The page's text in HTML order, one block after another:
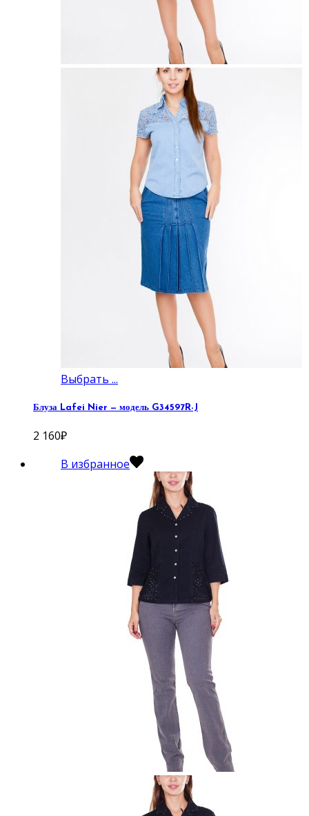
Выбрать ...
Блуза Lafei Nier — модель G34597R-J
2 160₽
В избранное